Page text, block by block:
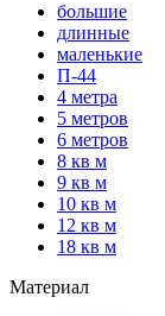
большие
длинные
маленькие
П-44
4 метра
5 метров
6 метров
8 кв м
9 кв м
10 кв м
12 кв м
18 кв м
Материал